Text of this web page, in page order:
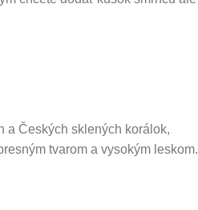
a Českých sklených korálok,
tvarom a vysokým leskom.